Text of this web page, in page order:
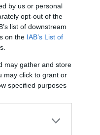
by us or personal
opt-out of the
list of downstream
on the IAB’s List of
may gather and store
may click to grant or
specified purposes